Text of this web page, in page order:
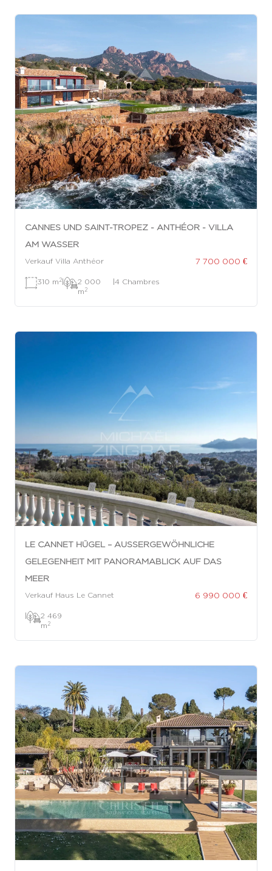
CANNES UND SAINT-TROPEZ - ANTHÉOR - VILLA
AM WASSER
Verkauf Villa Anthéor 7 700 000 €
310 m 2|
2 000
m 2
|4 Chambres
LE CANNET HÜGEL – AUSSERGEWÖHNLICHE G
ELEGENHEIT MIT PANORAMABLICK AUF DAS M
EER
Verkauf Haus Le Cannet 6 990 000 €
|
2 469
m 2